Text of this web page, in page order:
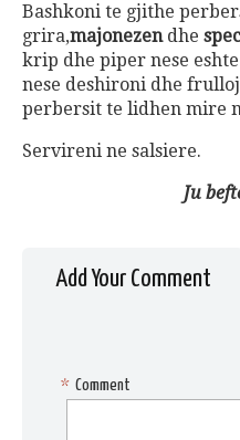
Bashkoni te gjithe
grira,majonezen dhe
krip dhe piper nese
nese deshironi dhe
perbersit te lidhen mire
Servireni ne salsiere.
Ju
Add Your Comment
Comment
*